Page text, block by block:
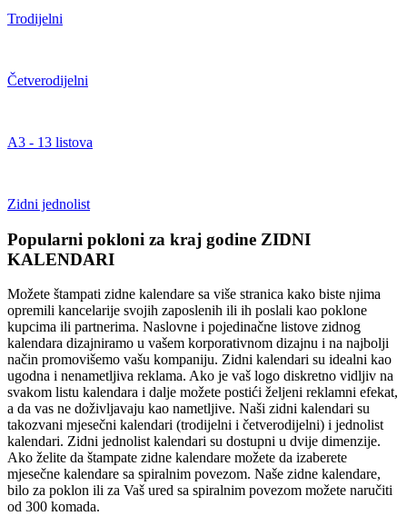
Trodijelni
Četverodijelni
A3 - 13 listova
Zidni jednolist
Popularni pokloni za kraj godine ZIDNI
KALENDARI
Možete štampati zidne kalendare sa više stranica kako biste njima
opremili kancelarije svojih zaposlenih ili ih poslali kao poklone
kupcima ili partnerima. Naslovne i pojedinačne listove zidnog
kalendara dizajniramo u vašem korporativnom dizajnu i na najbolji
način promovišemo vašu kompaniju. Zidni kalendari su idealni kao
ugodna i nenametljiva reklama. Ako je vaš logo diskretno vidljiv na
svakom listu kalendara i dalje možete postići željeni reklamni efekat,
a da vas ne doživljavaju kao nametljive. Naši zidni kalendari su
takozvani mjesečni kalendari (trodijelni i četverodijelni) i jednolist
kalendari. Zidni jednolist kalendari su dostupni u dvije dimenzije.
Ako želite da štampate zidne kalendare možete da izaberete
mjesečne kalendare sa spiralnim povezom. Naše zidne kalendare,
bilo za poklon ili za Vaš ured sa spiralnim povezom možete naručiti
od 300 komada.